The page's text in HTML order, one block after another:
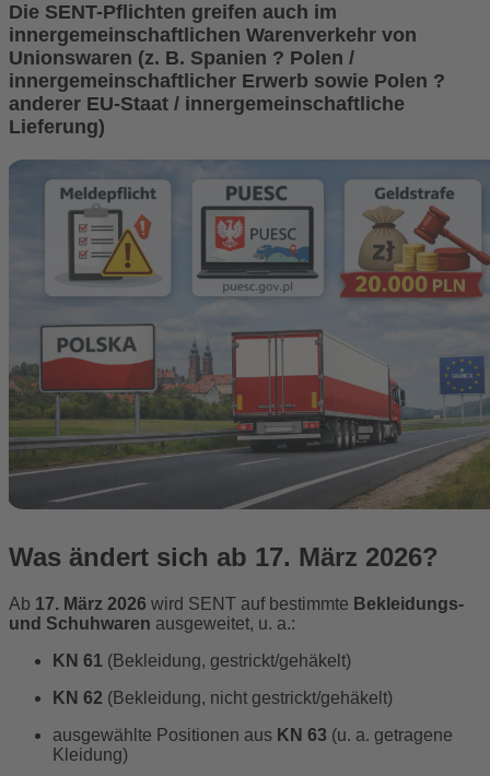
Die SENT-Pflichten greifen auch im
innergemeinschaftlichen Warenverkehr von
Unionswaren (z. B. Spanien ? Polen /
innergemeinschaftlicher Erwerb sowie Polen ?
anderer EU-Staat / innergemeinschaftliche
Lieferung)
Was ändert sich ab 17. März 2026?
Ab 17. März 2026 wird SENT auf bestimmte Bekleidungs-
und Schuhwaren ausgeweitet, u. a.:
KN 61 (Bekleidung, gestrickt/gehäkelt)
KN 62 (Bekleidung, nicht gestrickt/gehäkelt)
ausgewählte Positionen aus KN 63 (u. a. getragene
Kleidung)